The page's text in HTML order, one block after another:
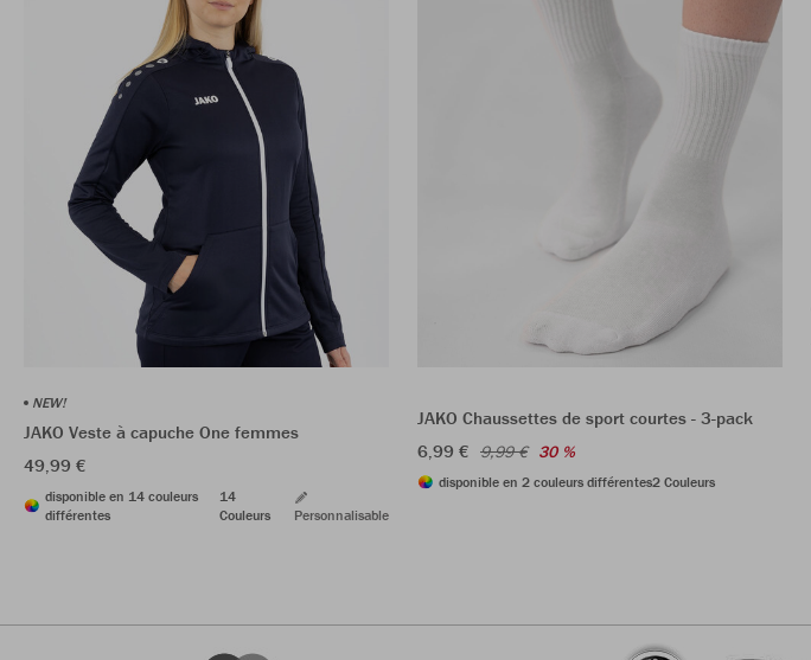
NEW!
JAKO Veste à capuche One femmes
49,99 €
disponible en 14 couleurs
différentes
14
Couleurs
Personnalisable
JAKO Chaussettes de sport courtes - 3-pack
6,99 € 9,99 € 30 %
disponible en 2 couleurs différentes2 Couleurs